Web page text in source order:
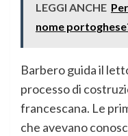
LEGGI ANCHE
nome
Barbero guida il
processo di
francescana. Le
che avevano